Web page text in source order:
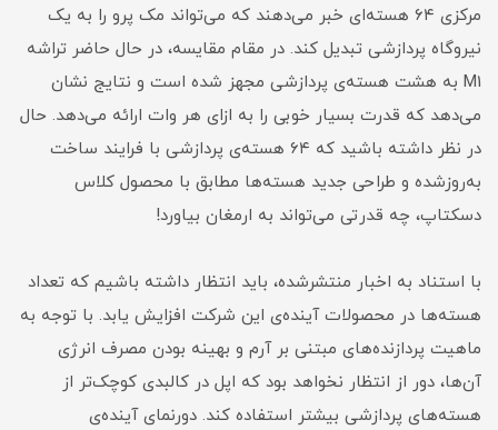
مرکزی ۶۴ هسته‌ای خبر می‌دهند که می‌تواند مک پرو را به یک
نیروگاه پردازشی تبدیل کند. در مقام مقایسه، در حال حاضر تراشه
M1 به هشت هسته‌ی پردازشی مجهز شده است و نتایج نشان
می‌دهد که قدرت بسیار خوبی را به ازای هر وات ارائه می‌دهد. حال
در نظر داشته باشید که ۶۴ هسته‌ی پردازشی با فرایند ساخت
به‌روزشده و طراحی جدید هسته‌ها مطابق با محصول کلاس
دسکتاپ، چه قدرتی می‌تواند به ارمغان بیاورد!
با استناد به اخبار منتشرشده، باید انتظار داشته باشیم که تعداد
هسته‌ها در محصولات آینده‌ی این شرکت افزایش یابد. با توجه به
ماهیت پردازنده‌های مبتنی بر آرم و بهینه بودن مصرف انرژی
آن‌ها، دور از انتظار نخواهد بود که اپل در کالبدی کوچک‌تر از
هسته‌های پردازشی بیشتر استفاده کند. دورنمای آینده‌ی